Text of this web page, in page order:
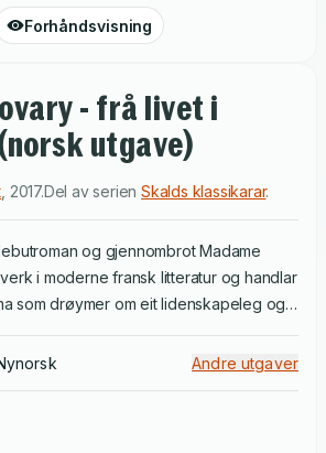
Forhåndsvisning
- frå livet i
utgave)
2017.Del av serienSkalds klassikarar.
og gjennombrot Madame
i moderne fransk litteratur og handlar
som drøymer om eit lidenskapeleg og
jakt etter å gjere sin eigen eksistens
møter verkelegheit. Omsett av
Flaubert (1821-1880) var ein av
Andre utgaver